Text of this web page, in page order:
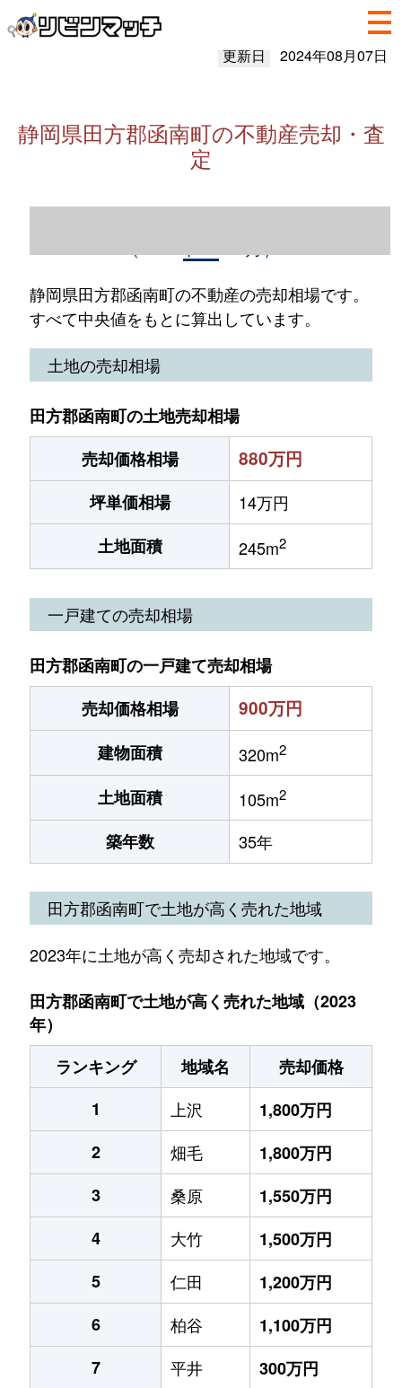
更新日 2024年08月07日
静岡県田方郡函南町の不動産売却・査
定
静岡県田方郡函南町の不動産の売却相場です。
すべて中央値をもとに算出しています。
土地の売却相場
田方郡函南町の土地売却相場
売却価格相場
880万円
坪単価相場
14万円
土地面積
245m2
一戸建ての売却相場
田方郡函南町の一戸建て売却相場
売却価格相場
900万円
建物面積 320m2
土地面積 105m2
築年数 35年
田方郡函南町で土地が高く売れた地域
2023年に土地が高く売却された地域です。
田方郡函南町で土地が高く売れた地域（2023
年）
ランキング
地域名
売却価格
1
上沢
1,800万円
2
畑毛
1,800万円
3
桑原
1,550万円
4
大竹
1,500万円
5
仁田
1,200万円
6
柏谷
1,100万円
7
平井
300万円